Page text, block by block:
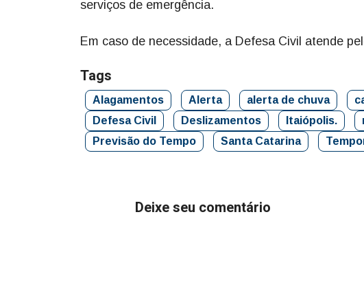
serviços de emergência.
Em caso de necessidade, a Defesa Civil atende
Tags
Alagamentos Alerta alerta de chuva
Defesa Civil
Deslizamentos Itaiópolis.
Previsão do Tempo
Santa Catarina
Deixe seu comentário